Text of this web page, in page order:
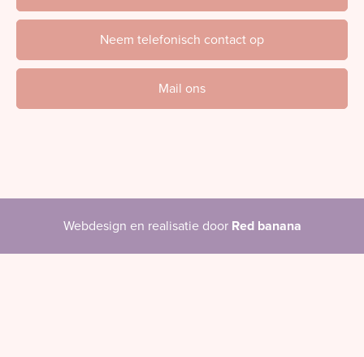
Neem telefonisch contact op
Mail ons
Webdesign en realisatie door Red banana